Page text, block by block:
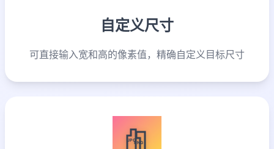
自定义尺寸
可直接输入宽和高的像素值，精确自定义目标尺寸
JPGPNG